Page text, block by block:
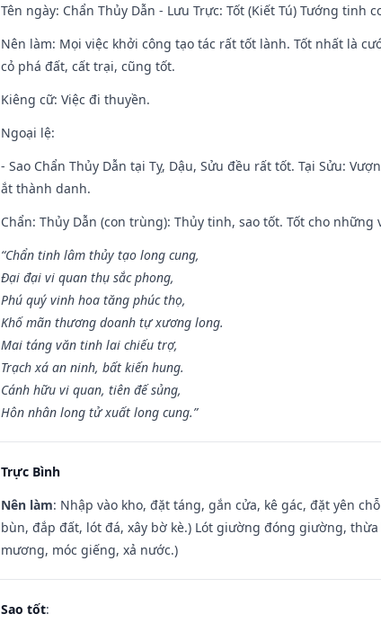
Tên ngày: Chẩn Thủy Dẫn - Lưu Trực: Tốt (Kiết Tú) Tướng tinh
Nên làm: Mọi việc khởi công tạo tác rất tốt lành. Tốt nhất là
cỏ phá đất, cất trại, cũng tốt.
Kiêng cữ: Việc đi thuyền.
Ngoại lệ:
- Sao Chẩn Thủy Dẫn tại Tỵ, Dậu, Sửu đều rất tốt. Tại Sửu:
ắt thành danh.
Chẩn: Thủy Dẫn (con trùng): Thủy tinh, sao tốt. Tốt cho
“Chẩn tinh lâm thủy tạo long cung,
Đại đại vi quan thụ sắc phong,
Phú quý vinh hoa tăng phúc thọ,
Khố mãn thương doanh tự xương long.
Mai táng văn tinh lai chiếu trợ,
Trạch xá an ninh, bất kiến hung.
Cánh hữu vi quan, tiên đế sủng,
Hôn nhân long tử xuất long cung.”
Trực Bình
Nên làm: Nhập vào kho, đặt táng, gắn cửa, kê gác, đặt yên
bùn, đắp đất, lót đá, xây bờ kè.) Lót giường đóng giường,
mương, móc giếng, xả nước.)
Sao tốt: